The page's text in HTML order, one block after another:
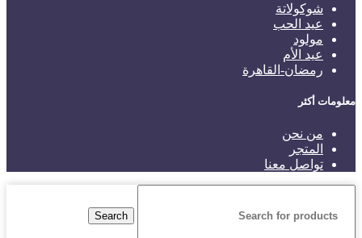
شوكولاتة
عيد الحب
مولود
عيد الأم
رمضان-القاهرة
معلومات أكثر
من نحن
المتجر
تواصل معنا
Search